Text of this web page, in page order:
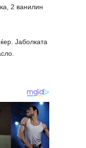
2 ванилин
Јаболката